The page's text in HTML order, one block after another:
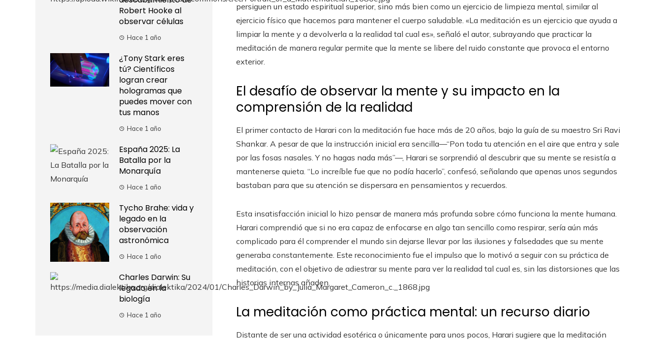
persiguen un estado espiritual superior, sino más bien como un ejercicio de limpieza mental, similar al
ejercicio físico que hacemos para mantener el cuerpo saludable. «La meditación es un ejercicio que ayuda a
limpiar la mente y a devolverla a la realidad tal cual es», señaló el autor, subrayando que practicar la
meditación de manera regular permite que la mente se libere del ruido constante que provoca el entorno
exterior.
El desafío de observar la mente y su impacto en la
comprensión de la realidad
El primer contacto de Harari con la meditación fue hace más de 20 años, bajo la guía de su maestro Sri Ravi
Shankar. A pesar de que la instrucción inicial era sencilla—“Pon toda tu atención en el aire que entra y sale
por las fosas nasales. Y no hagas nada más”—, Harari se sorprendió al descubrir que su mente se resistía a
mantenerse quieta. “Lo increíble fue que no podía hacerlo”, confesó, señalando que apenas unos segundos
bastaban para que su atención se dispersara en pensamientos y recuerdos.
Esta insatisfacción inicial lo hizo pensar de manera más profunda sobre cómo funciona la mente humana.
Harari comprendió que si no era capaz de enfocarse en algo tan sencillo como respirar, sería aún más
complicado para él comprender el mundo sin dejarse llevar por las ilusiones y falsedades que su mente
generaba constantemente. Este reconocimiento fue el impulso que lo motivó a seguir con su práctica de
meditación, con el objetivo de adiestrar su mente para ver la realidad tal cual es, sin las distorsiones que las
historias internas añaden.
La meditación como práctica mental: un recurso diario
Distante de ser una actividad esotérica o únicamente para unos pocos, Harari sugiere que la meditación
Robert Hooke al
observar células
Hace 1 año
¿Tony Stark eres
tú? Científicos
logran crear
hologramas que
puedes mover con
tus manos
Hace 1 año
España 2025: La
Batalla por la
Monarquía
Hace 1 año
Tycho Brahe: vida y
legado en la
observación
astronómica
Hace 1 año
Charles Darwin: Su
legado en la
biología
Hace 1 año